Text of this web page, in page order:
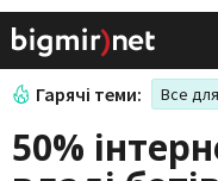
Гарячі теми: Все
50%